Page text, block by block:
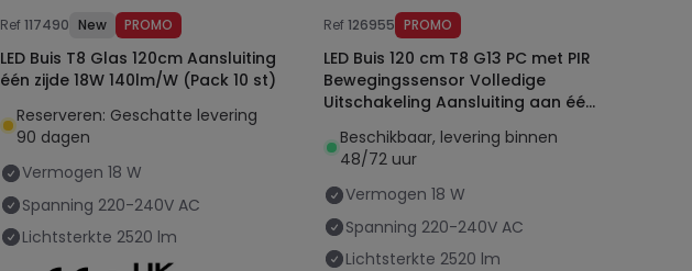
Ref117490 New PROMO
LED Buis T8 Glas 120cm Aansluiting
één zijde 18W 140lm/W (Pack 10 st)
Reserveren: Geschatte levering
90 dagen
Vermogen 18 W
Spanning 220-240V AC
Lichtsterkte 2520 lm
Ref126955 PROMO
LED Buis 120 cm T8 G13 PC met PIR
Bewegingssensor Volledige
Uitschakeling Aansluiting aan één
Beschikbaar, levering binnen
48/72 uur
Vermogen 18 W
Spanning 220-240V AC
Lichtsterkte 2520 lm